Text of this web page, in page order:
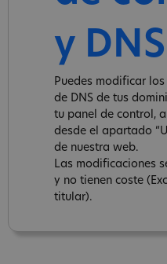
y DNS
Puedes modificar
de DNS de tus
tu panel de control,
desde el apartado
de nuestra web.
Las modificaciones
y no tienen coste
titular).